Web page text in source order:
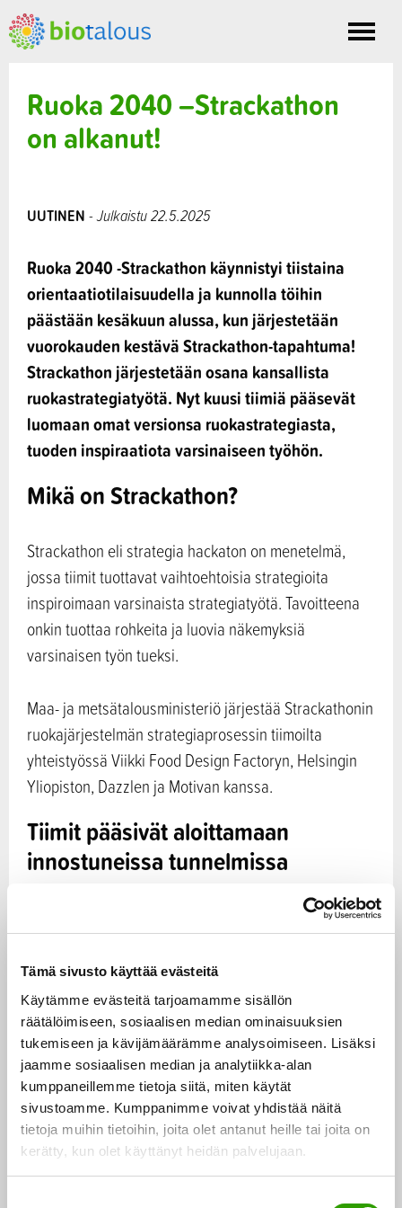
Tämä sivusto käyttää evästeitä
Käytämme evästeitä tarjoamamme sisällön
räätälöimiseen, sosiaalisen median ominaisuuksien
tukemiseen ja kävijämäärämme analysoimiseen. Lisäksi
jaamme sosiaalisen median ja analytiikka-alan
kumppaneillemme tietoja siitä, miten käytät
sivustoamme. Kumppanimme voivat yhdistää näitä
tietoja muihin tietoihin, joita olet antanut heille tai joita on
kerätty, kun olet käyttänyt heidän palvelujaan.
Toggle
Ruoka 2040 –Strackathon
on alkanut!
UUTINEN - Julkaistu 22.5.2025
Ruoka 2040 -Strackathon käynnistyi tiistaina
orientaatiotilaisuudella ja kunnolla töihin
päästään kesäkuun alussa, kun järjestetään
vuorokauden kestävä Strackathon-tapahtuma!
Strackathon järjestetään osana kansallista
ruokastrategiatyötä. Nyt kuusi tiimiä pääsevät
luomaan omat versionsa ruokastrategiasta,
tuoden inspiraatiota varsinaiseen työhön.
Mikä on Strackathon?
Strackathon eli strategia hackaton on menetelmä,
jossa tiimit tuottavat vaihtoehtoisia strategioita
inspiroimaan varsinaista strategiatyötä. Tavoitteena
onkin tuottaa rohkeita ja luovia näkemyksiä
varsinaisen työn tueksi.
Maa- ja metsätalousministeriö järjestää Strackathonin
ruokajärjestelmän strategiaprosessin tiimoilta
yhteistyössä Viikki Food Design Factoryn, Helsingin
Yliopiston, Dazzlen ja Motivan kanssa.
Tiimit pääsivät aloittamaan
innostuneissa tunnelmissa
Kasassa on kuusi huipputiimiä ruokajärjestelmän eri
elintarvikeala, kauppa, uusien teknologioiden
kehittäjät, julkishallinto ja rahoitus-/finanssiala.
Tiistaina tiimit pääsivät tapaamaan ensimmäistä
kertaa ja aloittamaan omien strategioidensa
ideoinnin. Iltapäivän aikana tiimit saivat myös
taustoitusta meneillään olevasta strategiaprosessista.
Tunnelma oli innostunut ja mielenkiintoa riitti!
Todenteolla tiimit pääsevät hommiin kesäkuun alussa,